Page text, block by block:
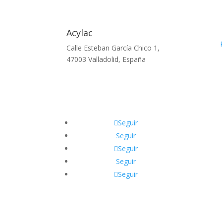
Acylac
Calle Esteban García Chico 1,
47003 Valladolid, España
Seguir
Seguir
Seguir
Seguir
Seguir